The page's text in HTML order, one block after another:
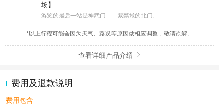
场】
游览的最后一站是神武门——紫禁城的北门。
*以上行程可能会因为天气、路况等原因做相应调整，敬请谅解。
查看详细产品介绍 
费用及退款说明
费用包含